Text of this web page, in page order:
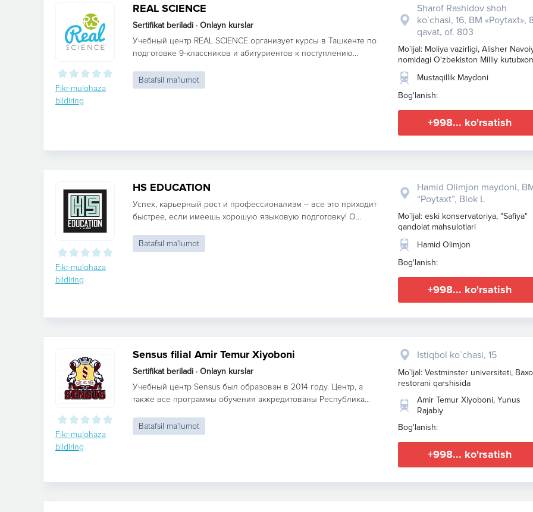
Fikr-mulohaza
bildiring
REAL SCIENCE
Sertifikat beriladi · Onlayn kurslar
Учебный центр REAL SCIENCE организует курсы в Ташкенте по
подготовке 9-классников и абитуриентов к поступлению...
Batafsil ma'lumot
Sharof Rashidov shoh
ko`chasi, 16, BM «Poytaxt»,
qavat, of. 803
Mo`ljal: Moliya vazirligi, Alisher
nomidagi O'zbekiston Milliy
Mustaqillik Maydoni
Bog'lanish:
+998... ko'rsatish
Fikr-mulohaza
bildiring
HS EDUCATION
Успех, карьерный рост и профессионализм – все это приходит
быстрее, если имеешь хорошую языковую подготовку! О...
Batafsil ma'lumot
Hamid Olimjon maydoni,
“Poytaxt”, Blok L
Mo`ljal: eski konservatoriya, "Safiya"
qandolat mahsulotlari
Hamid Olimjon
Bog'lanish:
+998... ko'rsatish
Fikr-mulohaza
bildiring
Sensus filial Amir Temur Xiyoboni
Sertifikat beriladi · Onlayn kurslar
Учебный центр Sensus был образован в 2014 году. Центр, а
также все программы обучения аккредитованы Республика...
Batafsil ma'lumot
Istiqbol ko`chasi, 15
Mo`ljal: Vestminster universiteti,
restorani qarshisida
Amir Temur Xiyoboni, Yunus
Rajabiy
Bog'lanish:
+998... ko'rsatish